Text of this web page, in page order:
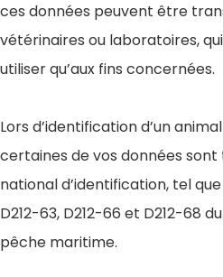
ces données peuvent être
vétérinaires ou laboratoires,
utiliser qu’aux fins concernées.
Lors d’identification d’un
certaines de vos données
national d’identification, tel
D212-63, D212-66 et D212-68
pêche maritime.